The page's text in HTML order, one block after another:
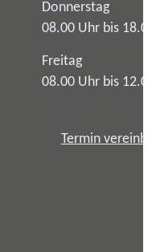
Donnerstag
08.00 Uhr bis 18.00
Freitag
08.00 Uhr bis 12.00
Termin